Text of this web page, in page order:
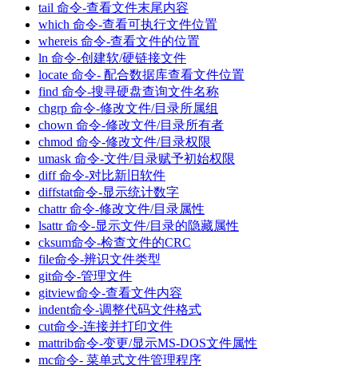
tail 命令-查看文件末尾内容
which 命令-查看可执行文件位置
whereis 命令-查看文件的位置
ln 命令-创建软/硬链接文件
locate 命令- 配合数据库查看文件位置
find 命令-搜寻硬盘查询文件名称
chgrp 命令-修改文件/目录所属组
chown 命令-修改文件/目录所有者
chmod 命令-修改文件/目录权限
umask 命令-文件/目录赋予初始权限
diff 命令-对比新旧软件
diffstat命令-显示统计数字
chattr 命令-修改文件/目录属性
lsattr 命令-显示文件/目录的隐藏属性
cksum命令-检查文件的CRC
file命令-辨识文件类型
git命令-管理文件
gitview命令-查看文件内容
indent命令-调整代码文件格式
cut命令-连接并打印文件
mattrib命令-变更/显示MS-DOS文件属性
mc命令- 菜单式文件管理程序